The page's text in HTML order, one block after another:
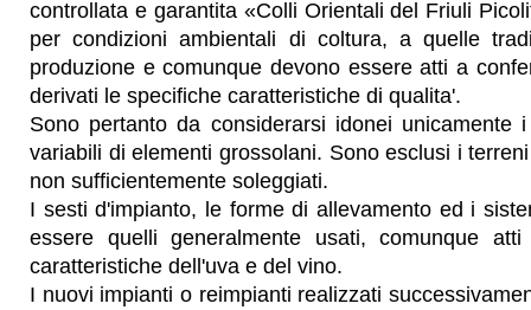
controllata e garantita «Colli Orientali del Friuli
per condizioni ambientali di coltura, a quelle
produzione e comunque devono essere atti a
derivati le specifiche caratteristiche di qualita'.
Sono pertanto da considerarsi idonei unicamente
variabili di elementi grossolani. Sono esclusi i
non sufficientemente soleggiati.
I sesti d'impianto, le forme di allevamento ed i
essere quelli generalmente usati, comunque
caratteristiche dell'uva e del vino.
I nuovi impianti o reimpianti realizzati